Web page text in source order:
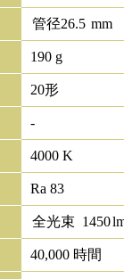
管径26.5 mm
190 g
20形
-
4000 K
Ra 83
全光束 1450
40,000 時間